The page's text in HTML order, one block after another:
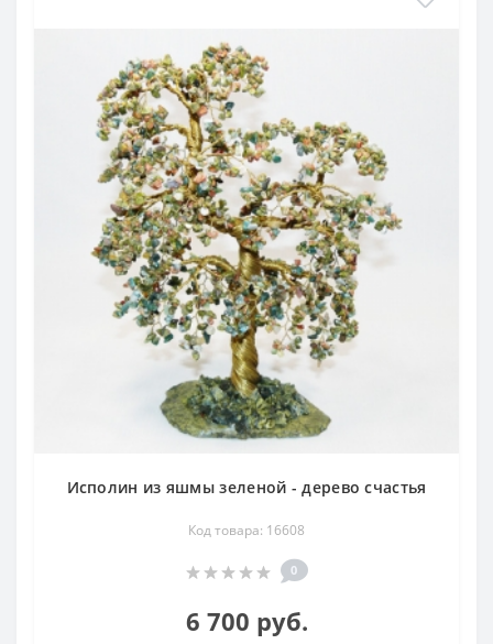
Исполин из яшмы зеленой - дерево счастья
Код товара: 16608
0
6 700 руб.